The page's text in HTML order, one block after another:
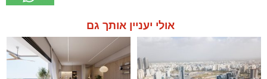
אולי יעניין אותך גם